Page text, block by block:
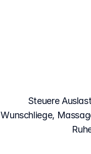
Steuere
Wunschliege,